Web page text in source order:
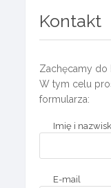
Kontakt
Zachęcamy do
W tym celu
formularza:
Imię i
E-mail